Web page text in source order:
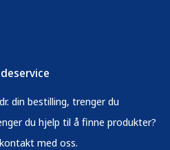
din bestilling, trenger du
du hjelp til å finne produkter?
med oss.